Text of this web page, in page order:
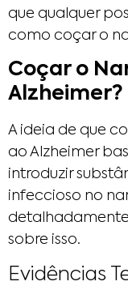
que qualquer
como coçar o
Coçar o
Alzheimer?
A ideia de que
ao Alzheimer
introduzir
infeccioso no
detalhadamente
sobre isso.
Evidências